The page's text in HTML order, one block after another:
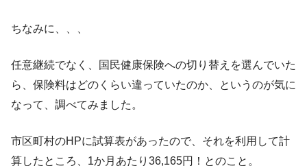
ちなみに、、、
任意継続でなく、国民健康保険への切り替えを選んでいた
ら、保険料はどのくらい違っていたのか、というのが気に
なって、調べてみました。
市区町村のHPに試算表があったので、それを利用して計
算したところ、1か月あたり36,165円！とのこと。